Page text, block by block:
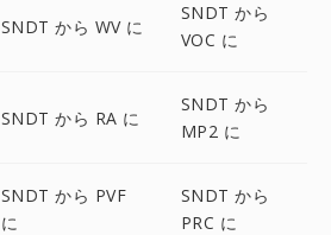
SNDT から WV に
SNDT から
VOC に
SNDT から RA に
SNDT から
MP2 に
SNDT から PVF
に
SNDT から
PRC に